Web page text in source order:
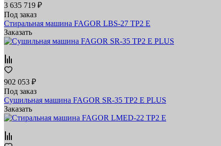
3 635 719 ₽
Под заказ
Стиральная машина FAGOR LBS-27 TP2 E
Заказать
902 053 ₽
Под заказ
Сушильная машина FAGOR SR-35 TP2 E PLUS
Заказать